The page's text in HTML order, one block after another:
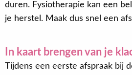
duren. Fysiotherapie kan een
je herstel. Maak dus snel een
In kaart brengen van je
Tijdens een eerste afspraak bij